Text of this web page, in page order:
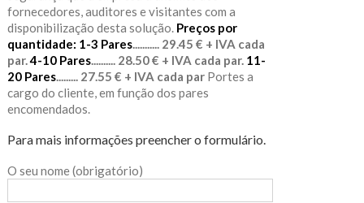
fornecedores, auditores e visitantes com a
disponibilização desta solução. Preços por
quantidade: 1-3 Pares........... 29.45 € + IVA cada
par. 4-10 Pares.......... 28.50 € + IVA cada par. 11-
20 Pares......... 27.55 € + IVA cada parPortes a
cargo do cliente, em função dos pares
encomendados.
Para mais informações preencher o formulário.
O seu nome (obrigatório)